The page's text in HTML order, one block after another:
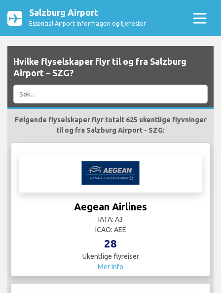
Salzburg Airport
Essential Airport Informasjon og tjenester
Hvilke flyselskaper flyr til og fra Salzburg
Airport – SZG?
Følgende flyselskaper flyr totalt 625 ukentlige flyvninger
til og fra Salzburg Airport - SZG:
Aegean Airlines
IATA: A3
ICAO: AEE
28
Ukentlige flyreiser
Mer Info